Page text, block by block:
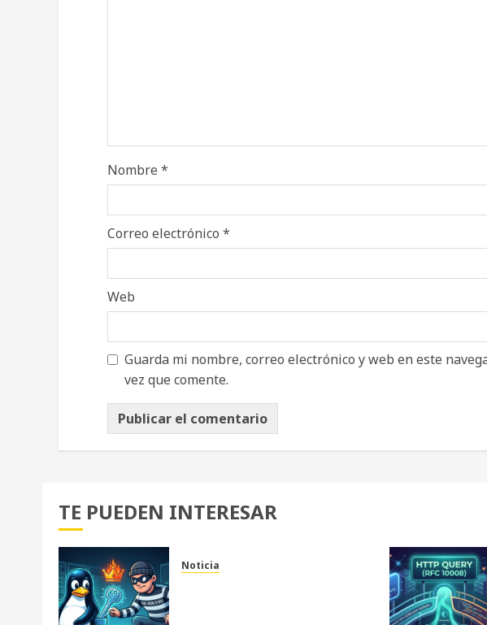
Nombre *
Correo electrónico *
Web
Guarda mi nombre, correo electrónico y web en este
vez que comente.
TE PUEDEN INTERESAR
Noticia